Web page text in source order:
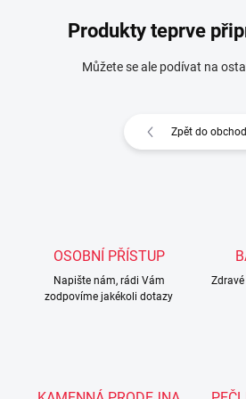
Produkty teprve
Můžete se ale podívat na
Zpět do
OSOBNÍ PŘÍSTUP
Napište nám, rádi Vám
zodpovíme jakékoli dotazy